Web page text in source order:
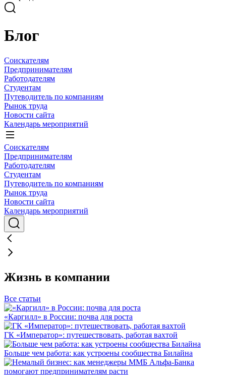
Блог
Соискателям
Предпринимателям
Работодателям
Студентам
Путеводитель по компаниям
Рынок труда
Новости сайта
Календарь мероприятий
Соискателям
Предпринимателям
Работодателям
Студентам
Путеводитель по компаниям
Рынок труда
Новости сайта
Календарь мероприятий
Жизнь в компании
Все статьи
«Каргилл» в России: почва для роста
ГК «Император»: путешествовать, работая вахтой
Больше чем работа: как устроены сообщества Билайна